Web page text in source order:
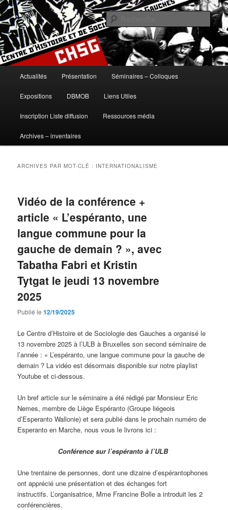
Aller
au
contenu
principal
Aller
au
contenu
secondaireCentre d'Histoire et de Sociologie
des Gauches
histoire, gauches, gauche, communisme, syndicalisme, ouvrier, socialisme,
trotskysme, anarchisme, mouvement, emancipation, ULB
principal
Actualités Présentation Séminaires – Colloques
Expositions DBMOB Liens Utiles
Inscription Liste diffusion Ressources média
Archives – inventaires
ARCHIVES PAR MOT-CLÉ : INTERNATIONALISME
Vidéo de la conférence +
article « L’espéranto, une
langue commune pour la
gauche de demain ? », avec
Tabatha Fabri et Kristin
Tytgat le jeudi 13 novembre
2025
Publié le12/19/2025
Le Centre d’Histoire et de Sociologie des Gauches a organisé le
13 novembre 2025 à l’ULB à Bruxelles son second séminaire de
l’année : « L’espéranto, une langue commune pour la gauche de
demain ? La vidéo est désormais disponible sur notre playlist
Youtube et ci-dessous.
Un bref article sur le séminaire a été rédigé par Monsieur Eric
Nemes, membre de Liège Espéranto (Groupe liégeois
d’Esperanto Wallonie) et sera publié dans le prochain numéro de
Esperanto en Marche, nous vous le livrons ici :
Conférence sur l’espéranto à l’ULB
Une trentaine de personnes, dont une dizaine d’espérantophones
ont apprécié une présentation et des échanges fort
instructifs. L’organisatrice, Mme Francine Bolle a introduit les 2
conférencières.